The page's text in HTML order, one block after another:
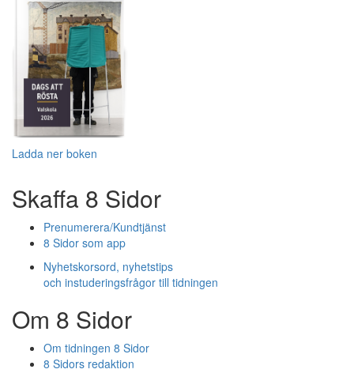
Ladda ner boken
Skaffa 8 Sidor
Prenumerera/Kundtjänst
8 Sidor som app
Nyhetskorsord, nyhetstips
och instuderingsfrågor till tidningen
Om 8 Sidor
Om tidningen 8 Sidor
8 Sidors redaktion